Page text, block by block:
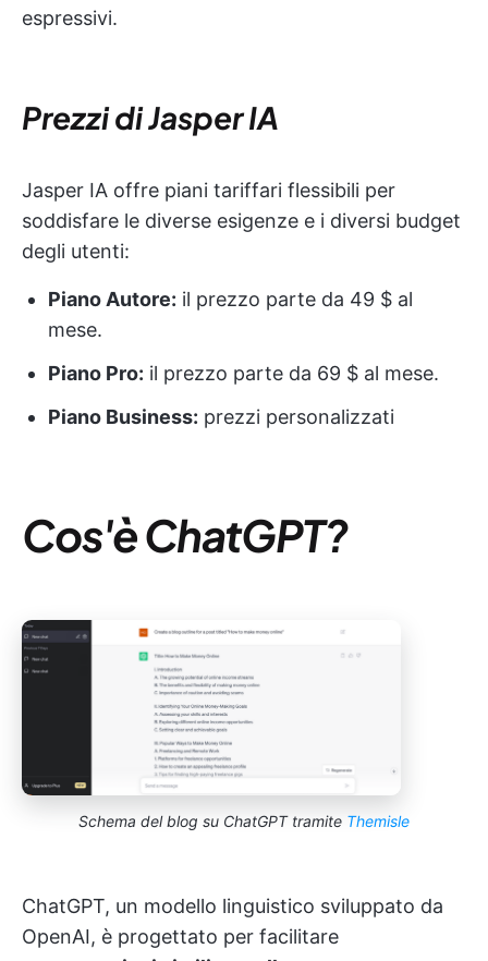
espressivi.
Prezzi di Jasper IA
Jasper IA offre piani tariffari flessibili per
soddisfare le diverse esigenze e i diversi budget
degli utenti:
Piano Autore: il prezzo parte da 49 $ al
mese.
Piano Pro: il prezzo parte da 69 $ al mese.
Piano Business: prezzi personalizzati
Cos'è ChatGPT?
Schema del blog su ChatGPT tramite Themisle
ChatGPT, un modello linguistico sviluppato da
OpenAI, è progettato per facilitare